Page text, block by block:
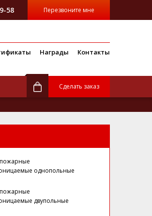
Перезвоните мне
58
Награды Контакты
Сделать заказ
однопольные
двупольные